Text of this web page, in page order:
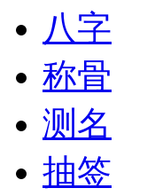
八字
称骨
测名
抽签